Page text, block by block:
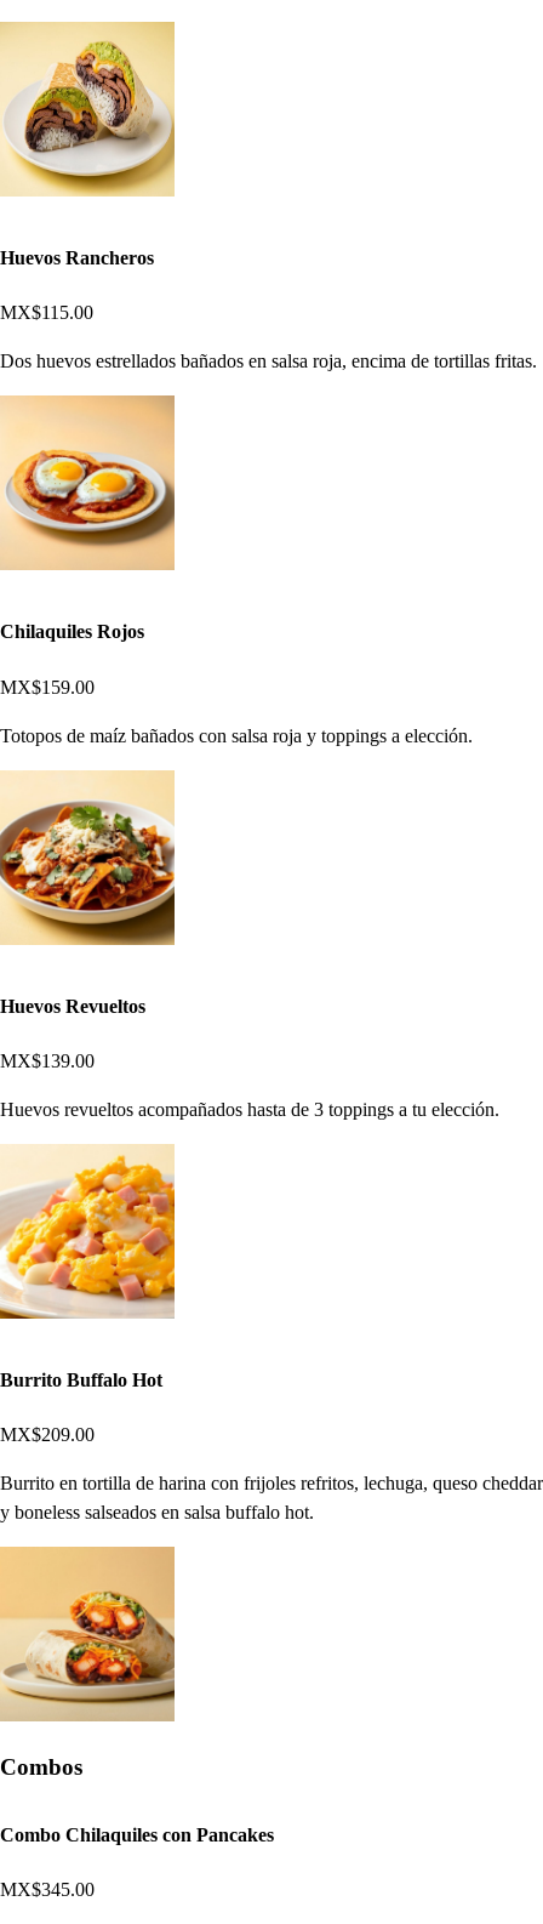
Huevos Rancheros
MX$115.00
Dos huevos estrellados bañados en salsa roja, encima de tortillas fritas.
Chilaquiles Rojos
MX$159.00
Totopos de maíz bañados con salsa roja y toppings a elección.
Huevos Revueltos
MX$139.00
Huevos revueltos acompañados hasta de 3 toppings a tu elección.
Burrito Buffalo Hot
MX$209.00
Burrito en tortilla de harina con frijoles refritos, lechuga, queso cheddar
y boneless salseados en salsa buffalo hot.
Combos
Combo Chilaquiles con Pancakes
MX$345.00